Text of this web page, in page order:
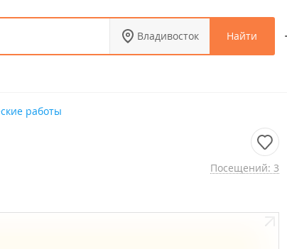
Владивосток Найти
работы
Посещений: 3